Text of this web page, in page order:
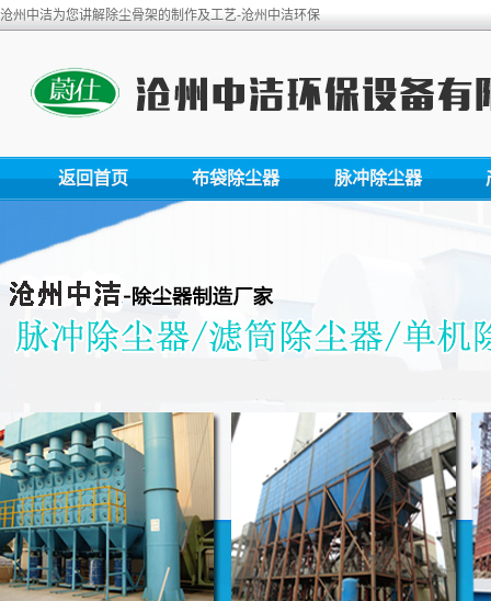
沧州中洁为您讲解除尘骨架的制作及工艺-沧州中洁环保
返回首页 布袋除尘器 脉冲除尘器